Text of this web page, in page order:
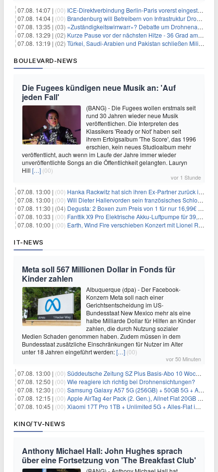
07.08. 14:07 | (00) ICE-Direktverbindung Berlin-Paris vorerst eingestellt
07.08. 14:04 | (00) Brandenburg will Betreibern von Infrastruktur Drohnenabwehr erlauben
07.08. 13:35 | (03) «Zuständigkeitswirrwarr»? Debatte um Drohnenabwehr entbrannt
07.08. 13:29 | (02) Kurze Pause vor der nächsten Hitze - 36 Grad am Wochenende
07.08. 13:19 | (02) Türkei, Saudi-Arabien und Pakistan schließen Militärpakt
BOULEVARD-NEWS
Die Fugees kündigen neue Musik an: 'Auf
jeden Fall'
(BANG) - Die Fugees wollen erstmals seit
rund 30 Jahren wieder neue Musik
veröffentlichen. Die Interpreten des
Klassikers 'Ready or Not' haben seit
ihrem Erfolgsalbum 'The Score', das 1996
erschien, kein neues Studioalbum mehr
veröffentlicht, auch wenn im Laufe der Jahre immer wieder
unveröffentlichte Songs an die Öffentlichkeit gelangten. Lauryn
Hill […] (00)
vor 1 Stunde
07.08. 13:00 | (00) Hanka Rackwitz hat sich ihren Ex-Partner zurück ins Haus geholt
07.08. 13:00 | (00) Will Dieter Hallervorden sein französisches Schloss verkaufen?
07.08. 11:30 | (04) Degusta: 2 Boxen zum Preis von 1 für nur 16,99€ inkl. Versand
07.08. 10:33 | (00) Fanttik X9 Pro Elektrische Akku-Luftpumpe für 39,99€
07.08. 10:00 | (00) Earth, Wind Fire verschieben Konzert mit Lionel Richie nach medizinischem Notfall
IT-NEWS
Meta soll 567 Millionen Dollar in Fonds für
Kinder zahlen
Albuquerque (dpa) - Der Facebook-
Konzern Meta soll nach einer
Gerichtsentscheidung im US-
Bundesstaat New Mexico mehr als eine
halbe Milliarde Dollar für Hilfen an Kinder
zahlen, die durch Nutzung sozialer
Medien Schaden genommen haben. Zudem müssen in dem
Bundesstaat zusätzliche Einschränkungen für Nutzer im Alter
unter 18 Jahren eingeführt werden:[…] (00)
vor 50 Minuten
07.08. 13:00 | (00) Süddeutsche Zeitung SZ Plus Basis-Abo 10 Wochen für 10€
07.08. 12:50 | (00) Wie reagiere ich richtig bei Drohnensichtungen?
07.08. 12:30 | (00) Samsung Galaxy A57 5G (256GB) + 50GB 5G + Alles-Flat im Vodafone-Netz für 19,99€/Monat – eff. 2,36€/Monat
07.08. 12:15 | (00) Apple AirTag 4er Pack (2. Gen.), Allnet Flat 20GB 5G im Telekom-Netz für 14,99€/Monat – eff. 2,07€/Monat
07.08. 10:45 | (00) Xiaomi 17T Pro 1TB + Unlimited 5G + Alles-Flat im o2 Netz für 29,99€/Monat – eff. 1,15€/Monat
KINO/TV-NEWS
Anthony Michael Hall: John Hughes sprach
über eine Fortsetzung von 'The Breakfast Club'